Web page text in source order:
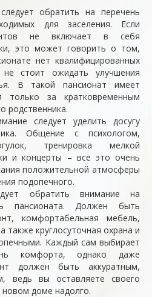
обратить на перечень
для заселения. Если
не включает в себя
это может говорить о том,
нет квалифицированных
стоит ожидать улучшения
В такой пансионат имеет
только за кратковременным
родственника.
следует уделить досугу
Общение с психологом,
тренировка мелкой
и концерты – все это очень
положительной атмосферы
подопечного.
обратить внимание на
пансионата. Должен быть
комфортабельная мебель,
также круглосуточная охрана и
Каждый сам выбирает
комфорта, однако даже
должен быть аккуратным,
ведь вы оставляете своего
доме надолго.